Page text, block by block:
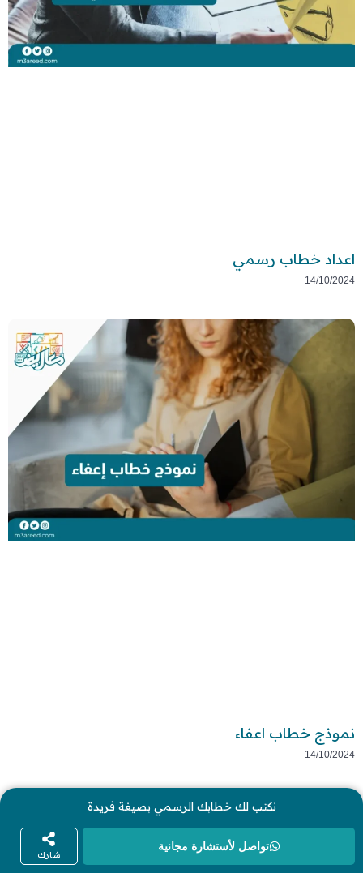
اعداد خطاب رسمي
14/10/2024
نموذج خطاب اعفاء
14/10/2024
نكتب لك خطابك الرسمي بصيغة فريدة
تواصل لأستشارة مجانية
شارك